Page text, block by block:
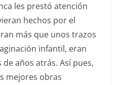
les prestó atención
hechos por el
más que unos trazos
infantil, eran
años atrás. Así pues,
mejores obras